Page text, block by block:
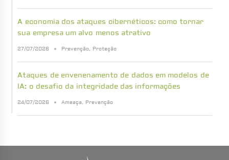
A economia dos ataques cibernéticos: como tornar
sua empresa um alvo menos atrativo
27/07/2026 Prevenção, Proteção
Ataques de envenenamento de dados em modelos de
IA: o desafio da integridade das informações
24/07/2026 Ameaça, Prevenção